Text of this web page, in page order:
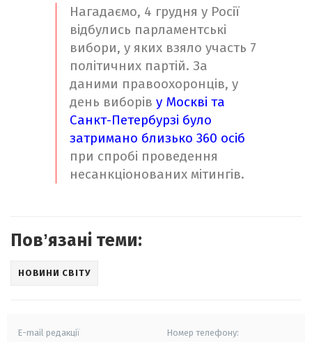
Нагадаємо, 4 грудня у Росії
відбулись парламентські
вибори, у яких взяло участь 7
політичних партій. За
даними правоохоронців, у
день виборів у Москві та
Санкт-Петербурзі було
затримано близько 360 осіб
при спробі проведення
несанкціонованих мітингів.
Повʼязані теми:
НОВИНИ СВІТУ
E-mail редакції Номер телефону: